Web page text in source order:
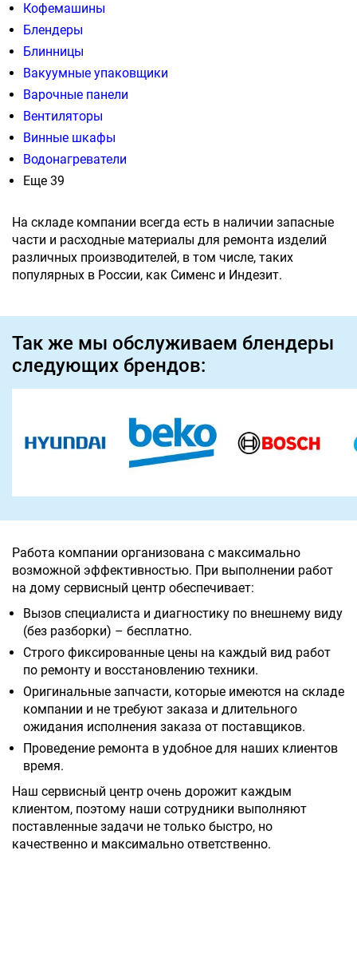
Кофемашины
Блендеры
Блинницы
Вакуумные упаковщики
Варочные панели
Вентиляторы
Винные шкафы
Водонагреватели
Еще 39
На складе компании всегда есть в наличии запасные
части и расходные материалы для ремонта изделий
различных производителей, в том числе, таких
популярных в России, как Сименс и Индезит.
Так же мы обслуживаем блендеры
следующих брендов:
Работа компании организована с максимально
возможной эффективностью. При выполнении работ
на дому сервисный центр обеспечивает:
Вызов специалиста и диагностику по внешнему виду
(без разборки) – бесплатно.
Строго фиксированные цены на каждый вид работ
по ремонту и восстановлению техники.
Оригинальные запчасти, которые имеются на складе
компании и не требуют заказа и длительного
ожидания исполнения заказа от поставщиков.
Проведение ремонта в удобное для наших клиентов
время.
Наш сервисный центр очень дорожит каждым
клиентом, поэтому наши сотрудники выполняют
поставленные задачи не только быстро, но
качественно и максимально ответственно.